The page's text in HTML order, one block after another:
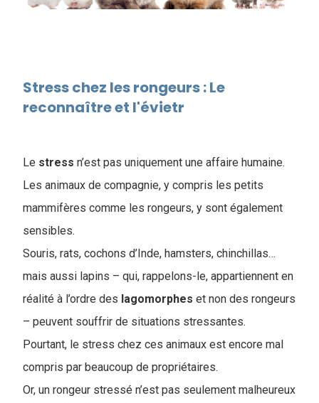
Stress chez les rongeurs : Le
reconnaître et l'évietr
Le stress n’est pas uniquement une affaire humaine.
Les animaux de compagnie, y compris les petits
mammifères comme les rongeurs, y sont également
sensibles.
Souris, rats, cochons d’Inde, hamsters, chinchillas…
mais aussi lapins – qui, rappelons-le, appartiennent en
réalité à l’ordre des lagomorphes et non des rongeurs
– peuvent souffrir de situations stressantes.
Pourtant, le stress chez ces animaux est encore mal
compris par beaucoup de propriétaires.
Or, un rongeur stressé n’est pas seulement malheureux